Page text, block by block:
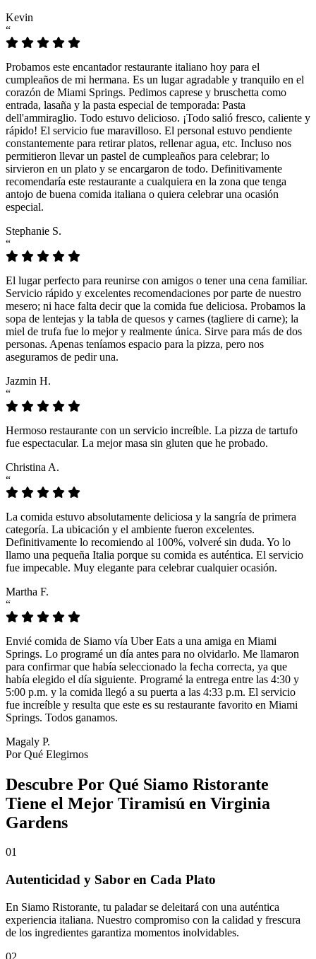
Kevin
“
Probamos este encantador restaurante italiano hoy para el
cumpleaños de mi hermana. Es un lugar agradable y tranquilo en el
corazón de Miami Springs. Pedimos caprese y bruschetta como
entrada, lasaña y la pasta especial de temporada: Pasta
dell'ammiraglio. Todo estuvo delicioso. ¡Todo salió fresco, caliente y
rápido! El servicio fue maravilloso. El personal estuvo pendiente
constantemente para retirar platos, rellenar agua, etc. Incluso nos
permitieron llevar un pastel de cumpleaños para celebrar; lo
sirvieron en un plato y se encargaron de todo. Definitivamente
recomendaría este restaurante a cualquiera en la zona que tenga
antojo de buena comida italiana o quiera celebrar una ocasión
especial.
Stephanie S.
“
El lugar perfecto para reunirse con amigos o tener una cena familiar.
Servicio rápido y excelentes recomendaciones por parte de nuestro
mesero; ni hace falta decir que la comida fue deliciosa. Probamos la
sopa de lentejas y la tabla de quesos y carnes (tagliere di carne); la
miel de trufa fue lo mejor y realmente única. Sirve para más de dos
personas. Apenas teníamos espacio para la pizza, pero nos
aseguramos de pedir una.
Jazmin H.
“
Hermoso restaurante con un servicio increíble. La pizza de tartufo
fue espectacular. La mejor masa sin gluten que he probado.
Christina A.
“
La comida estuvo absolutamente deliciosa y la sangría de primera
categoría. La ubicación y el ambiente fueron excelentes.
Definitivamente lo recomiendo al 100%, volveré sin duda. Yo lo
llamo una pequeña Italia porque su comida es auténtica. El servicio
fue impecable. Muy elegante para celebrar cualquier ocasión.
Martha F.
“
Envié comida de Siamo vía Uber Eats a una amiga en Miami
Springs. Lo programé un día antes para no olvidarlo. Me llamaron
para confirmar que había seleccionado la fecha correcta, ya que
había elegido el día siguiente. Programé la entrega entre las 4:30 y
5:00 p.m. y la comida llegó a su puerta a las 4:33 p.m. El servicio
fue increíble y resulta que este es su restaurante favorito en Miami
Springs. Todos ganamos.
Magaly P.
Por Qué Elegirnos
Descubre Por Qué Siamo Ristorante
Tiene el Mejor Tiramisú en Virginia
Gardens
01
Autenticidad y Sabor en Cada Plato
En Siamo Ristorante, tu paladar se deleitará con una auténtica
experiencia italiana. Nuestro compromiso con la calidad y frescura
de los ingredientes garantiza momentos inolvidables.
02